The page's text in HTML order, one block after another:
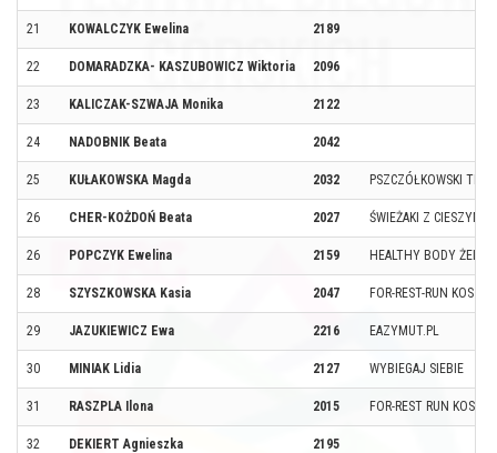
21 KOWALCZYK Ewelina 2189
22 DOMARADZKA- KASZUBOWICZ Wiktoria 2096
23 KALICZAK-SZWAJA Monika 2122
24 NADOBNIK Beata 2042
25 KUŁAKOWSKA Magda 2032 PSZCZÓŁKOWSKI TEAM
26 CHER-KOŻDOŃ Beata 2027 ŚWIEŻAKI Z CIESZYNA
26 POPCZYK Ewelina 2159 HEALTHY BODY
28 SZYSZKOWSKA Kasia 2047 FOR-REST-RUN
29 JAZUKIEWICZ Ewa 2216 EAZYMUT.PL
30 MINIAK Lidia 2127 WYBIEGAJ SIEBIE
31 RASZPLA Ilona 2015 FOR-REST RUN
32 DEKIERT Agnieszka 2195